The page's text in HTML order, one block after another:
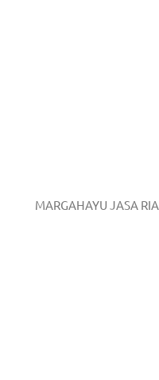
MARGAHAYU JASA